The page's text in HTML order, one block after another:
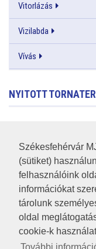
Székesfehérvár
(sütiket)
felhasználóink
információkat
tárolunk
oldal
cookie-k
Vitorlázás
Vizilabda
Vívás
NYITOTT
RSS
A HONLAP
JOGI NYILATKOZAT
IMPRESSZUM